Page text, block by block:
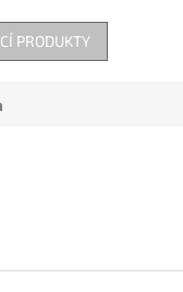
PRODUKTY